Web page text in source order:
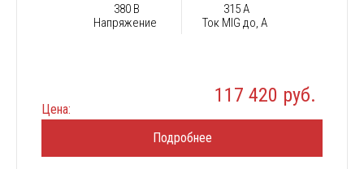
380 В
Напряжение
315 А
Ток MIG до, А
Цена:
117 420 руб.
Подробнее